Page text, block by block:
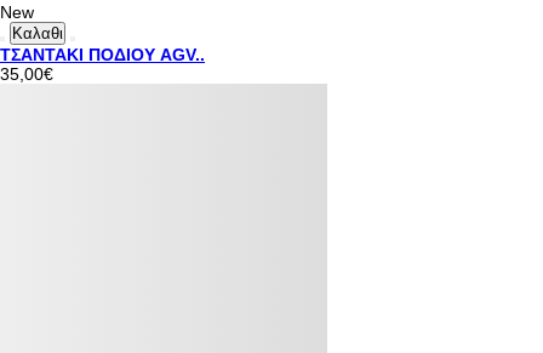
New
Καλαθι
ΤΣΑΝΤΑΚΙ ΠΟΔΙΟΥ AGV..
35,00€